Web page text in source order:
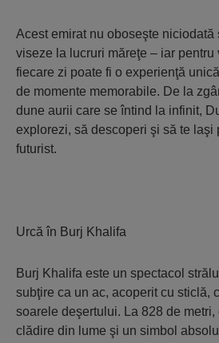
Acest emirat nu oboseşte niciodată
viseze la lucruri măreţe – iar pentru
fiecare zi poate fi o experienţă
de momente memorabile. De la
dune aurii care se întind la infinit,
explorezi, să descoperi şi să te laşi
futurist.
Urcă în Burj Khalifa
Burj Khalifa este un spectacol
subţire ca un ac, acoperit cu sticlă,
soarele deşertului. La 828 de
clădire din lume şi un simbol